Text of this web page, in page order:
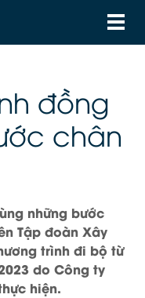
đồng
chân
những bước
Tập đoàn Xây
trình đi bộ từ
do Công ty
hiện.